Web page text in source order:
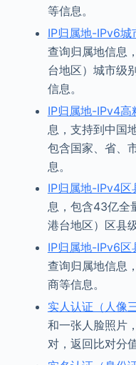
等信息。
IP归属地-IPv6城
查询归属地信息
台地区）城市级
信息。
IP归属地-IPv4高
息，支持到中国
包含国家、省、
息。
IP归属地-IPv4区
息，包含43亿全
港台地区）区县
IP归属地-IPv6区
查询归属地信息
商等信息。
实人认证（人像
和一张人脸照片
对，返回比对分值